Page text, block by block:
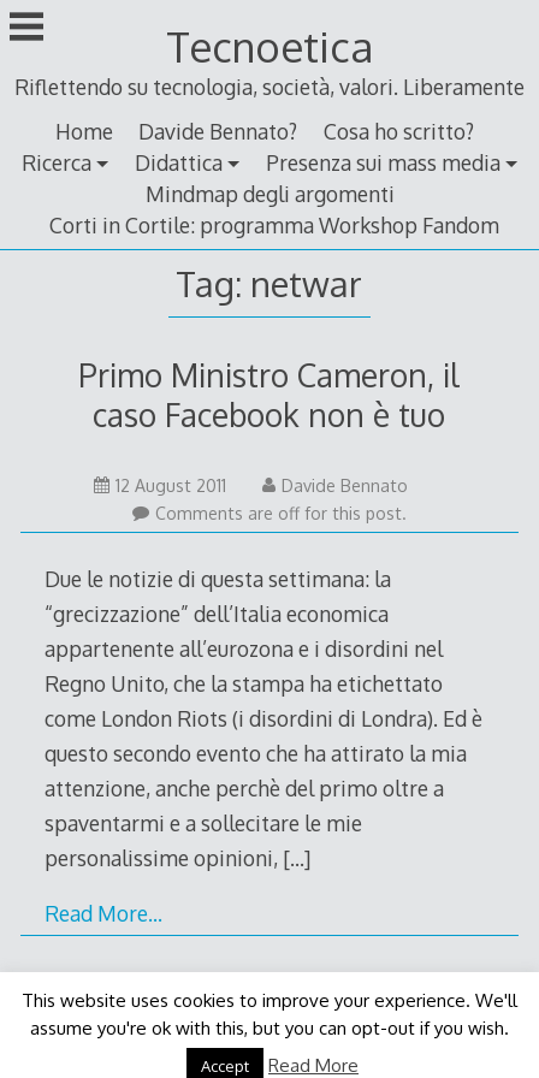
Skip
to
Tecnoetica
Riflettendo su tecnologia, società, valori. Liberamente
Home
Davide Bennato?
Cosa ho scritto?
Ricerca
Didattica
Presenza sui mass media
Mindmap degli argomenti
Corti in Cortile: programma Workshop Fandom
Tag: netwar
Primo Ministro Cameron, il
caso Facebook non è tuo
12 August 2011
August
2011
Davide Bennato
Comments are off for this post.
Due le notizie di questa settimana: la
“grecizzazione” dell’Italia economica
appartenente all’eurozona e i disordini nel
Regno Unito, che la stampa ha etichettato
come London Riots (i disordini di Londra). Ed è
questo secondo evento che ha attirato la mia
attenzione, anche perchè del primo oltre a
spaventarmi e a sollecitare le mie
personalissime opinioni, […]
Read More…
Decode Themeby Macho Themes
This website uses cookies to improve your experience. We'll
assume you're ok with this, but you can opt-out if you wish.
Accept Read More